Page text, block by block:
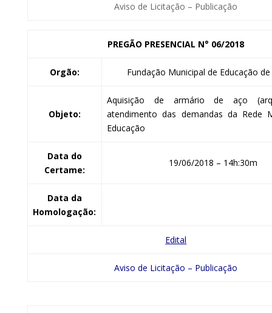
Aviso de Licitação – Publicação
PREGÃO PRESENCIAL N° 06/2018
Orgão: Fundação Municipal de Educação
Objeto:
Aquisição de armário de aço
atendimento das demandas da Rede
Educação
Data do
Certame:
19/06/2018 – 14h:30m
Data da
Homologação:
Edital
Aviso de Licitação – Publicação